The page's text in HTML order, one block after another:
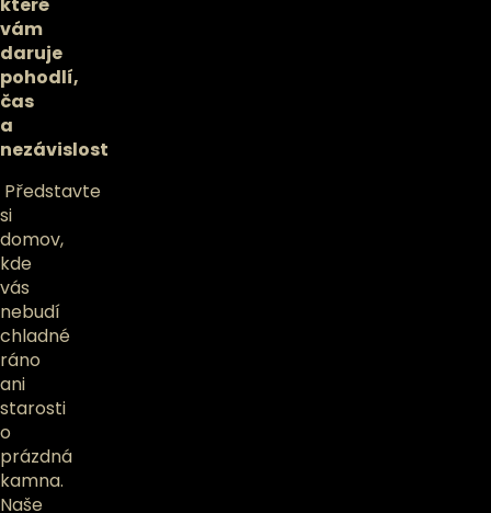
které
vám
daruje
pohodlí,
čas
a
nezávislost
Představte
si
domov,
kde
vás
nebudí
chladné
ráno
ani
starosti
o
prázdná
kamna.
Naše